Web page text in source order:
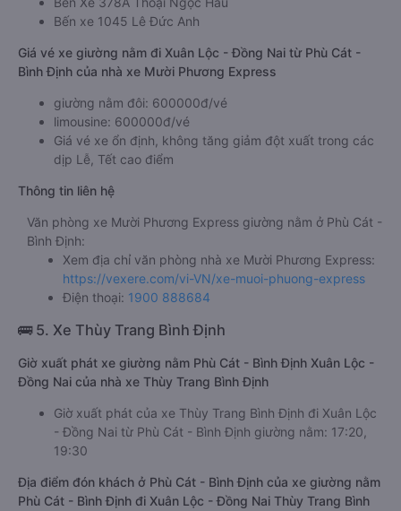
Phù Cát - Bình Định đi Xuân Lộc - Đồng Nai Mười Phương
Bến Xe 378A Thoại Ngọc Hầu
Giá vé xe giường nằm đi Xuân Lộc - Đồng Nai từ Phù Cát -
Bình Định của nhà xe Mười Phương Express
giường nằm đôi: 600000đ/vé
limousine: 600000đ/vé
dịp Lễ, Tết cao điểm
Thông tin liên hệ
Văn phòng xe Mười Phương Express giường nằm ở Phù Cát -
Bình Định:
Xem địa chỉ văn phòng nhà xe Mười Phương Express:
https://vexere.com/vi-VN/xe-muoi-phuong-express
Điện thoại:1900 888684
🚌 5. Xe Thùy Trang Bình Định
Giờ xuất phát xe giường nằm Phù Cát - Bình Định Xuân Lộc -
Đồng Nai của nhà xe Thùy Trang Bình Định
Giờ xuất phát của xe Thùy Trang Bình Định đi Xuân Lộc
- Đồng Nai từ Phù Cát - Bình Định giường nằm: 17:20,